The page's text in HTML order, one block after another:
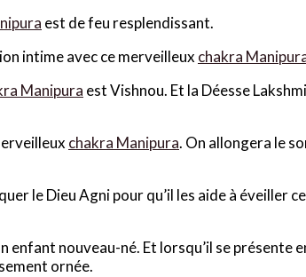
est de feu resplendissant.
intime avec ce merveilleux chakra
Manipura est Vishnou. Et la Déesse
chakra Manipura. On allongera le
le Dieu Agni pour qu’il les aide à éveiller ce
enfant nouveau-né. Et lorsqu’il se
ornée.